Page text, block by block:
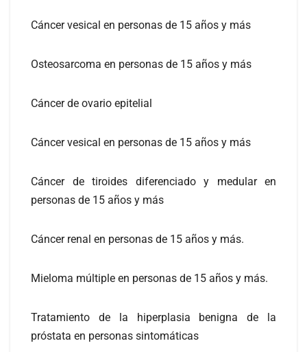
Cáncer vesical en personas de 15 años y más
Osteosarcoma en personas de 15 años y más
Cáncer de ovario epitelial
Cáncer vesical en personas de 15 años y más
Cáncer de tiroides diferenciado y medular en
personas de 15 años y más
Cáncer renal en personas de 15 años y más.
Mieloma múltiple en personas de 15 años y más.
Tratamiento de la hiperplasia benigna de la
próstata en personas sintomáticas